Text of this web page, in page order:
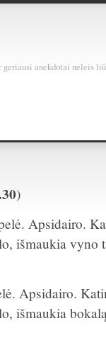
anekdotai neleis
)
Apsidairo.
išmaukia vyno
Apsidairo.
išmaukia